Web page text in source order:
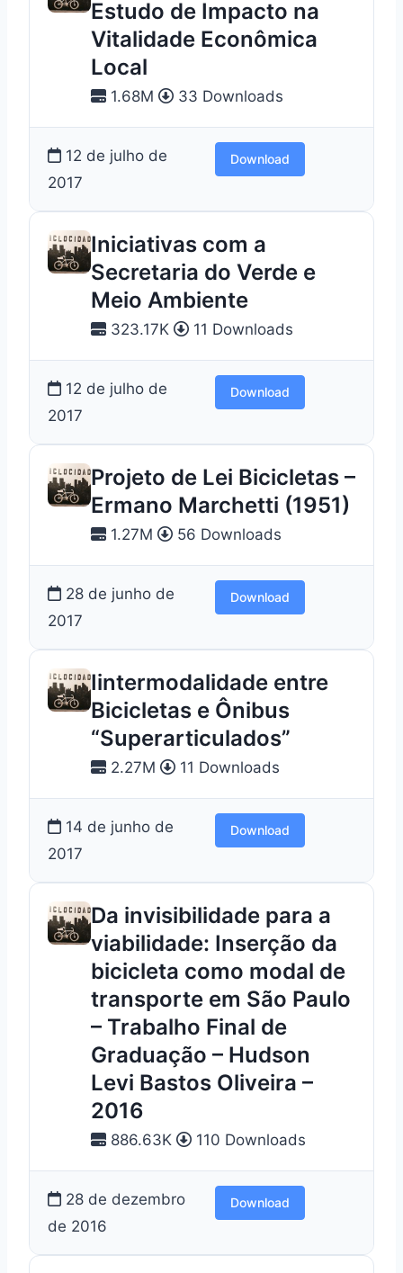
Estudo de Impacto na
Vitalidade Econômica
Local
1.68M 33 Downloads
12 de julho de
2017
Download
Iniciativas com a
Secretaria do Verde e
Meio Ambiente
323.17K 11 Downloads
12 de julho de
2017
Download
Projeto de Lei Bicicletas –
Ermano Marchetti (1951)
1.27M 56 Downloads
28 de junho de
2017
Download
Iintermodalidade entre
Bicicletas e Ônibus
“Superarticulados”
2.27M 11 Downloads
14 de junho de
2017
Download
Da invisibilidade para a
viabilidade: Inserção da
bicicleta como modal de
transporte em São Paulo
– Trabalho Final de
Graduação – Hudson
Levi Bastos Oliveira –
2016
886.63K 110 Downloads
28 de dezembro
de 2016
Download